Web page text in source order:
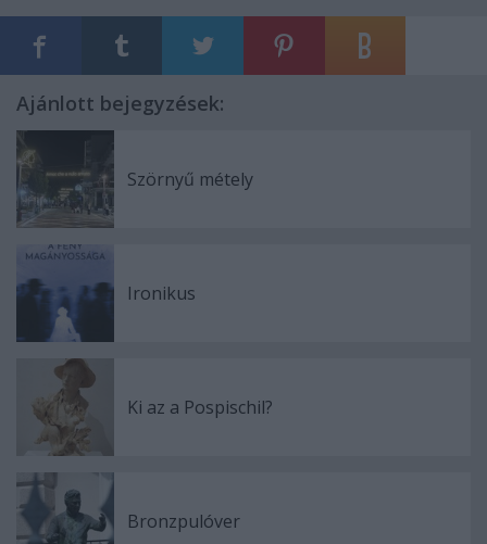
Ajánlott bejegyzések:
Szörnyű métely
Ironikus
Ki az a Pospischil?
Bronzpulóver